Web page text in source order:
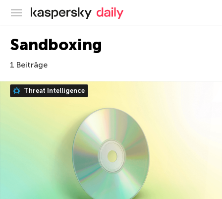
Offizieller Blog von Kaspersky
Sandboxing
1 Beiträge
Threat Intelligence